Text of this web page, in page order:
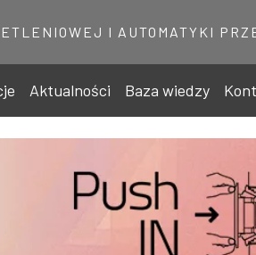
I AUTOMATYKI
Aktualności Baza wiedzy